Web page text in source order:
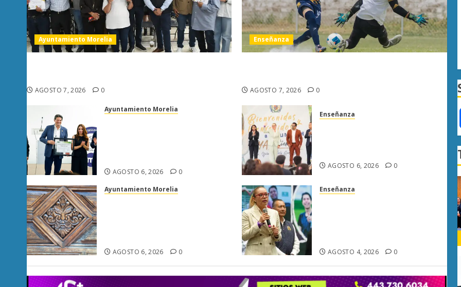
Ayuntamiento Morelia
AGOSTO 7, 2026 0
Ayuntamiento Morelia
AGOSTO 6, 2026
0
Ayuntamiento Morelia
AGOSTO 6, 2026 0
Enseñanza
AGOSTO 7, 2026 0
Enseñanza
AGOSTO 6, 2026 0
Enseñanza
AGOSTO 4, 2026 0